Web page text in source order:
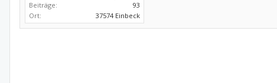
Beiträge:
93
Ort:
37574 Einbeck